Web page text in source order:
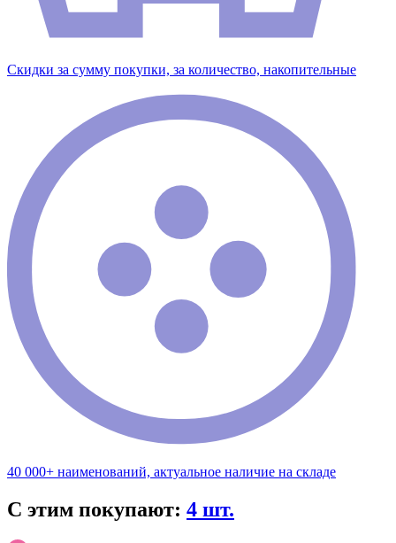
Скидки за сумму покупки, за количество, накопительные
40 000+ наименований, актуальное наличие на складе
С этим покупают: 4 шт.